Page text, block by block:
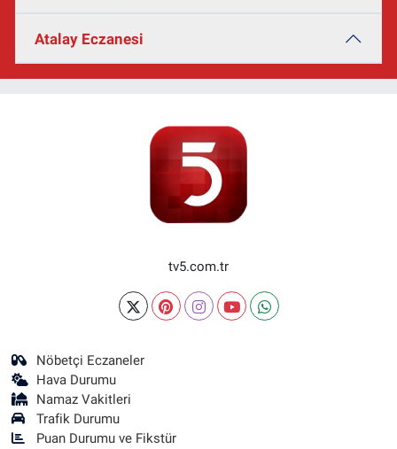
Atalay Eczanesi
tv5.com.tr
Nöbetçi Eczaneler
Hava Durumu
Namaz Vakitleri
Trafik Durumu
Puan Durumu ve Fikstür